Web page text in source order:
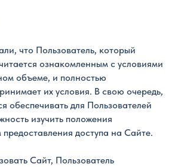
что Пользователь, который
ознакомленным с условиями
объеме, и полностью
их условия. В свою очередь,
обеспечивать для Пользователей
изучить положения
доступа на Сайте.
Сайт, Пользователь